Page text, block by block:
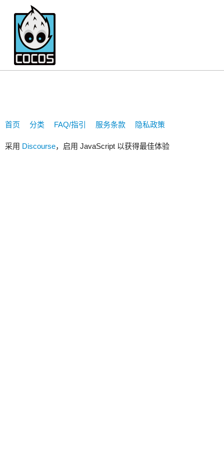
ooomyself
首页 分类 FAQ/指引 服务条款 隐私政策
采用 Discourse，启用 JavaScript 以获得最佳体验